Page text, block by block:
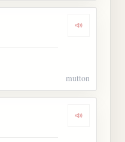
Dengarkan
mutton
Dengarkan